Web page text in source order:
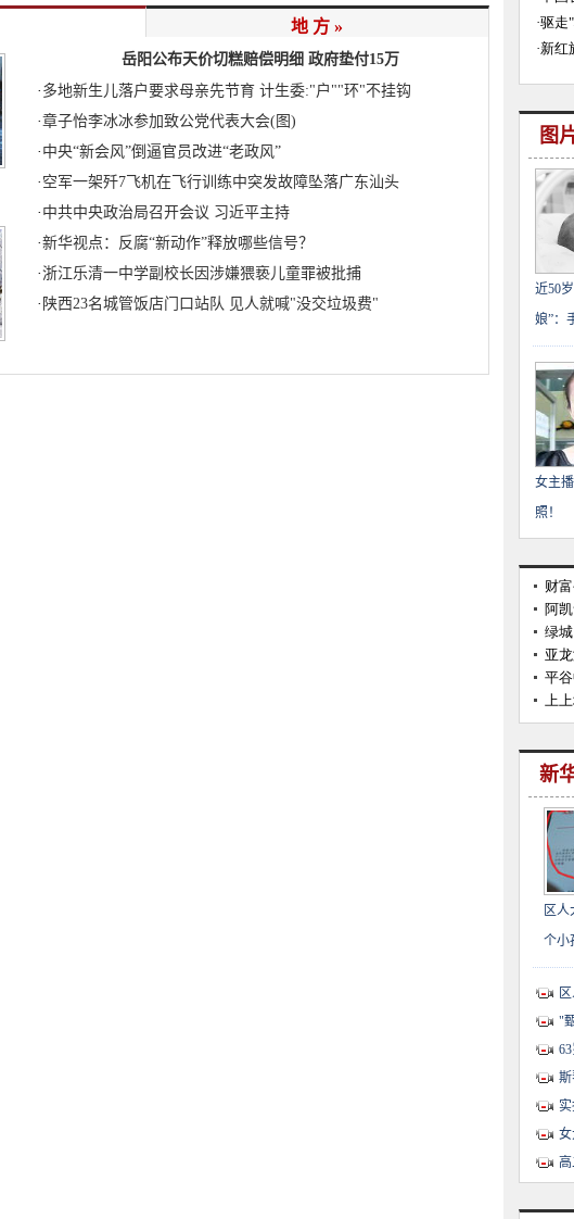
地 方 »
岳阳公布天价切糕赔偿明细 政府垫付15万
· 多地新生儿落户要求母亲先节育 计生委:"户""环"不挂钩
·章子怡李冰冰参加致公党代表大会(图)
· 中央“新会风”倒逼官员改进“老政风”
· 空军一架歼7飞机在飞行训练中突发故障坠落广东汕头
· 中共中央政治局召开会议 习近平主持
·新华视点：反腐“新动作”释放哪些信号？
·浙江乐清一中学副校长因涉嫌猥亵儿童罪被批捕
· 陕西23名城管饭店门口站队 见人就喊"没交垃圾费"
图
近50
娘”：
女主
照！
新
区
个小
"